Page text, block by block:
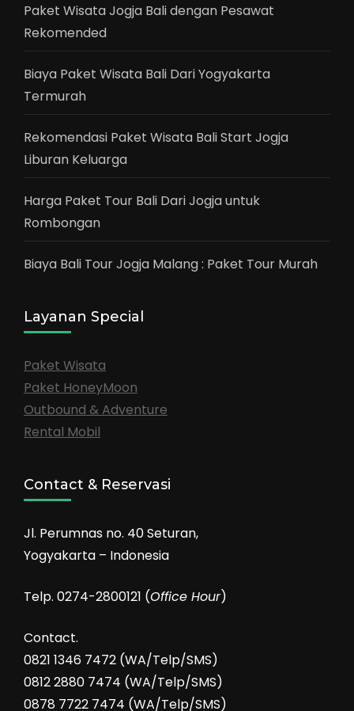
Paket Wisata Jogja Bali dengan Pesawat
Rekomended
Biaya Paket Wisata Bali Dari Yogyakarta
Termurah
Rekomendasi Paket Wisata Bali Start Jogja
Liburan Keluarga
Harga Paket Tour Bali Dari Jogja untuk
Rombongan
Biaya Bali Tour Jogja Malang : Paket Tour Murah
Layanan Special
Paket Wisata
Paket HoneyMoon
Outbound & Adventure
Rental Mobil
Contact & Reservasi
Jl. Perumnas no. 40 Seturan,
Yogyakarta – Indonesia
Telp. 0274-2800121 (Office Hour)
Contact.
0821 1346 7472 (WA/Telp/SMS)
0812 2880 7474 (WA/Telp/SMS)
0878 7722 7474 (WA/Telp/SMS)